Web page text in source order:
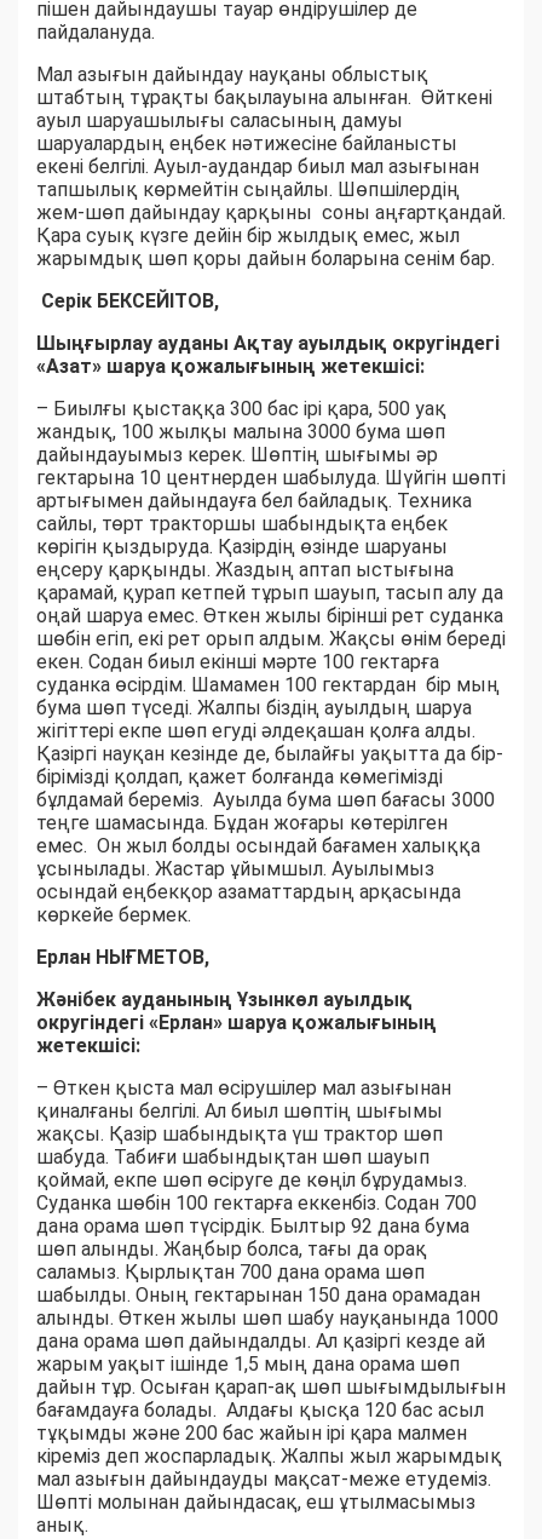
пішен дайындаушы тауар өндірушілер де
пайдалануда.
Мал азығын дайындау науқаны облыстық
штабтың тұрақты бақылауына алынған. Өйткені
ауыл шаруашылығы саласының дамуы
шаруалардың еңбек нәтижесіне байланысты
екені белгілі. Ауыл-аудандар биыл мал азығынан
тапшылық көрмейтін сыңайлы. Шөпшілердің
жем-шөп дайындау қарқыны соны аңғартқандай.
Қара суық күзге дейін бір жылдық емес, жыл
жарымдық шөп қоры дайын боларына сенім бар.
Серік БЕКСЕЙІТОВ,
Шыңғырлау ауданы Ақтау ауылдық округіндегі
«Азат» шаруа қожалығының жетекшісі:
– Биылғы қыстаққа 300 бас ірі қара, 500 уақ
жандық, 100 жылқы малына 3000 бума шөп
дайындауымыз керек. Шөптің шығымы әр
гектарына 10 центнерден шабылуда. Шүйгін шөпті
артығымен дайындауға бел байладық. Техника
сайлы, төрт тракторшы шабындықта еңбек
көрігін қыздыруда. Қазірдің өзінде шаруаны
еңсеру қарқынды. Жаздың аптап ыстығына
қарамай, қурап кетпей тұрып шауып, тасып алу да
оңай шаруа емес. Өткен жылы бірінші рет суданка
шөбін егіп, екі рет орып алдым. Жақсы өнім береді
екен. Содан биыл екінші мәрте 100 гектарға
суданка өсірдім. Шамамен 100 гектардан бір мың
бума шөп түседі. Жалпы біздің ауылдың шаруа
жігіттері екпе шөп егуді әлдеқашан қолға алды.
Қазіргі науқан кезінде де, былайғы уақытта да бір-
бірімізді қолдап, қажет болғанда көмегімізді
бұлдамай береміз. Ауылда бума шөп бағасы 3000
теңге шамасында. Бұдан жоғары көтерілген
емес. Он жыл болды осындай бағамен халыққа
ұсынылады. Жастар ұйымшыл. Ауылымыз
осындай еңбекқор азаматтардың арқасында
көркейе бермек.
Ерлан НЫҒМЕТОВ,
Жәнібек ауданының Ұзынкөл ауылдық
округіндегі «Ерлан» шаруа қожалығының
жетекшісі:
– Өткен қыста мал өсірушілер мал азығынан
қиналғаны белгілі. Ал биыл шөптің шығымы
жақсы. Қазір шабындықта үш трактор шөп
шабуда. Табиғи шабындықтан шөп шауып
қоймай, екпе шөп өсіруге де көңіл бұрудамыз.
Суданка шөбін 100 гектарға еккенбіз. Содан 700
дана орама шөп түсірдік. Былтыр 92 дана бума
шөп алынды. Жаңбыр болса, тағы да орақ
саламыз. Қырлықтан 700 дана орама шөп
шабылды. Оның гектарынан 150 дана орамадан
алынды. Өткен жылы шөп шабу науқанында 1000
дана орама шөп дайындалды. Ал қазіргі кезде ай
жарым уақыт ішінде 1,5 мың дана орама шөп
дайын тұр. Осыған қарап-ақ шөп шығымдылығын
бағамдауға болады. Алдағы қысқа 120 бас асыл
тұқымды және 200 бас жайын ірі қара малмен
кіреміз деп жоспарладық. Жалпы жыл жарымдық
мал азығын дайындауды мақсат-меже етудеміз.
Шөпті молынан дайындасақ, еш ұтылмасымыз
анық.